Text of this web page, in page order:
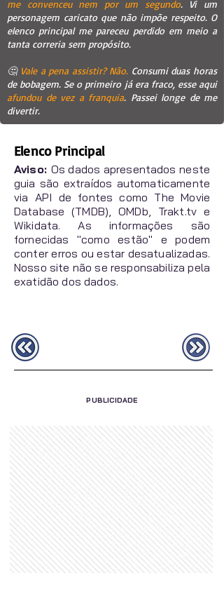
me convenceu nem por um segundo. Vi um
personagem caricato que não impõe respeito. O
elenco principal me pareceu perdido em meio a
tanta correria sem propósito.
🤔 Vale a pena assistir? Não. Consumi duas horas
de bobagem. Se o primeiro já era fraco, esse aqui
afundou de vez a franquia. Passei longe de me
divertir.
Elenco Principal
Aviso: Os dados apresentados neste
guia são extraídos automaticamente
via API de fontes como The Movie
Database (TMDB), OMDb, Trakt.tv e
Wikidata. As informações são
fornecidas "como estão" e podem
conter erros ou estar desatualizadas.
Nosso site não se responsabiliza pela
exatidão dos dados.
PUBLICIDADE